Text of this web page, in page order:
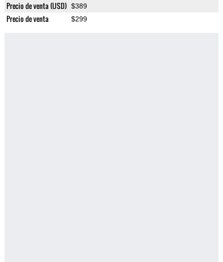
Precio de venta (USD) $389
Precio de venta $299